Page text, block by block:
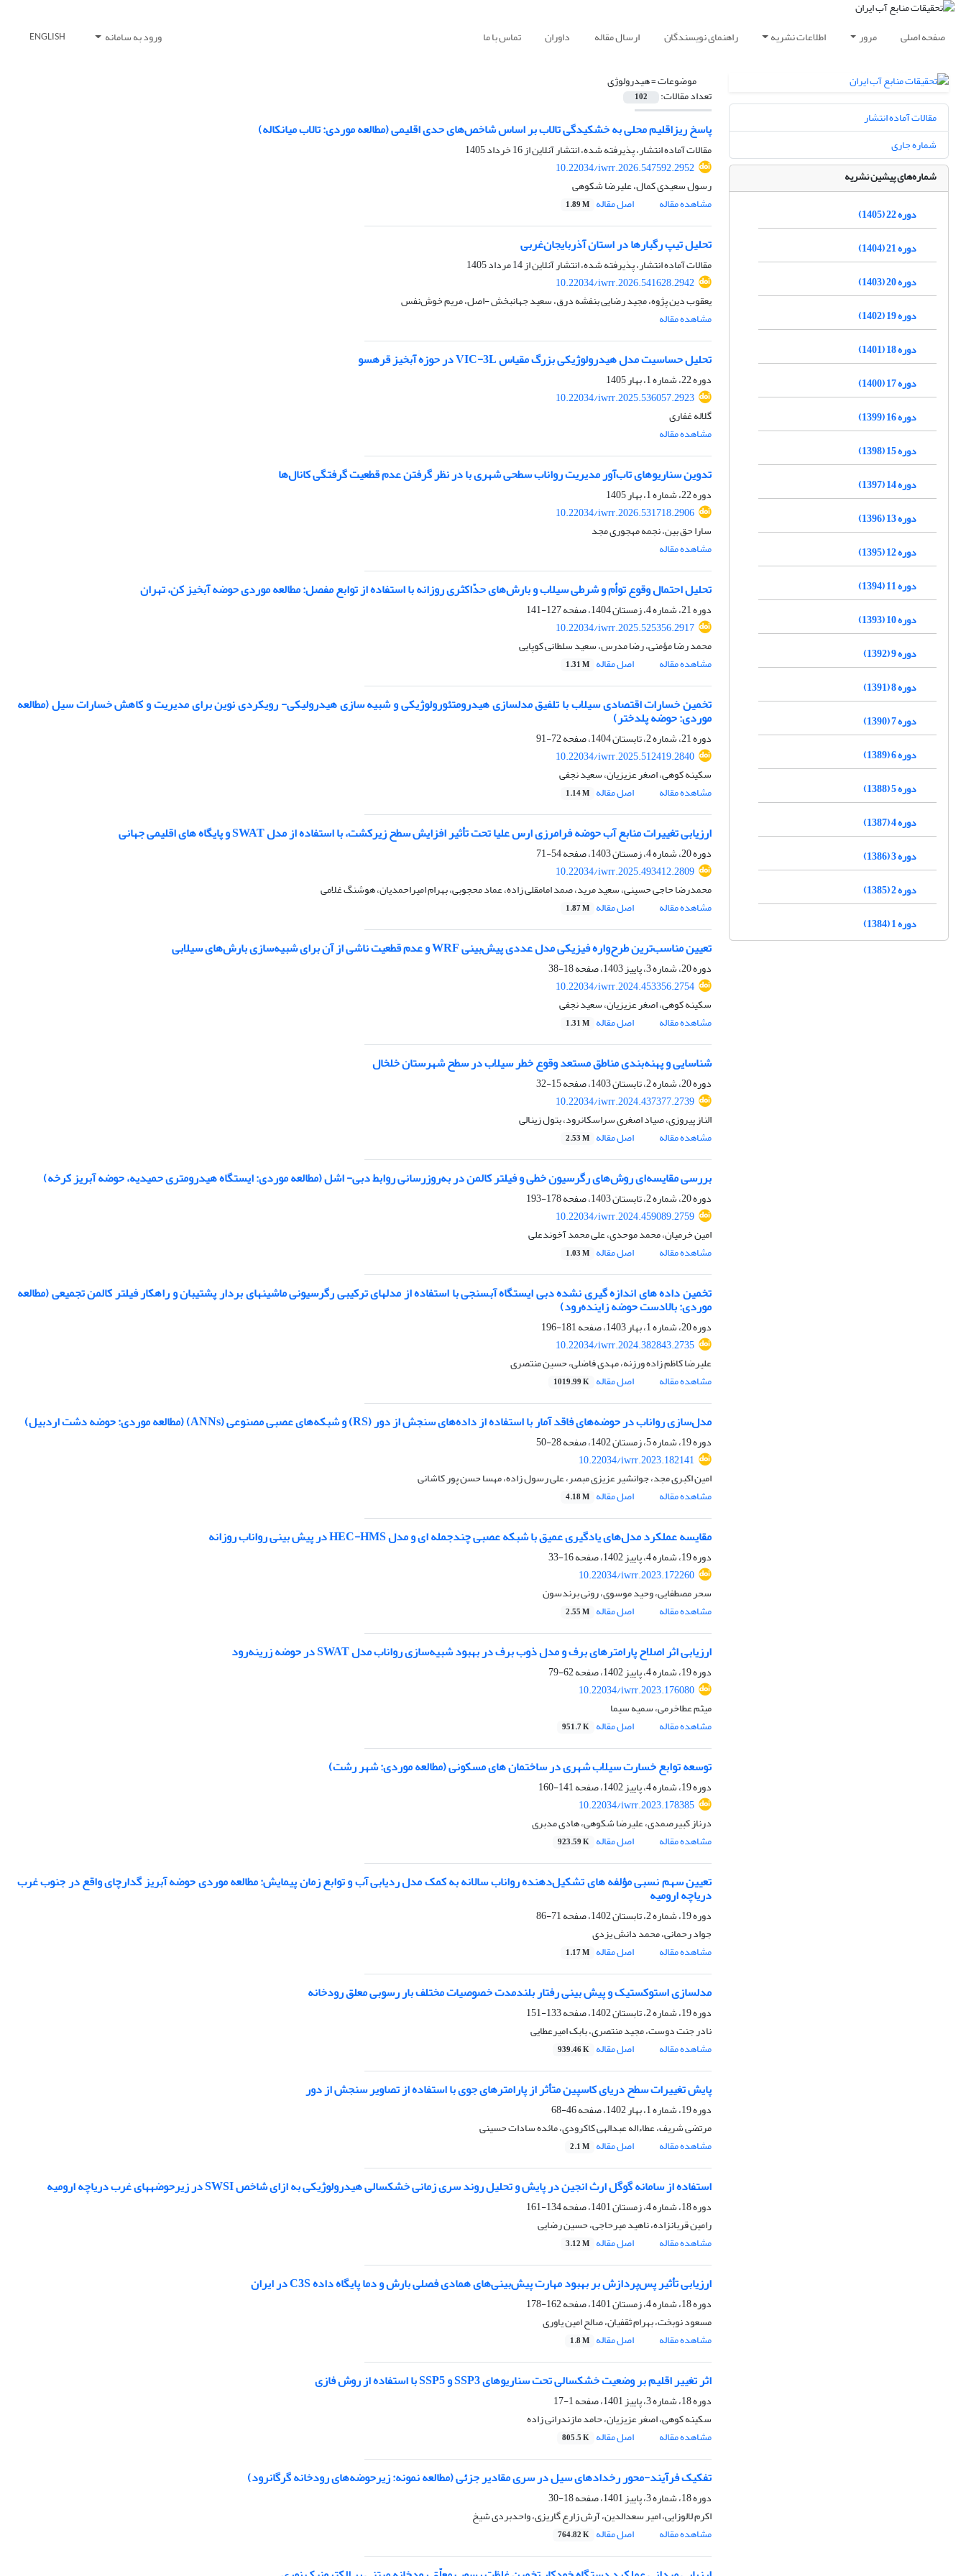
صفحه اصلی مرور اطلاعات نشریه راهنمای نویسندگان ارسال مقاله داوران تماس با ما ورود به سامانه ENGLISH
موضوعات =هیدرولوژی
تعداد مقالات: 102
پاسخ ریزاقلیم محلی به خشکیدگی تالاب بر اساس شاخص‌های حدی اقلیمی (مطالعه موردی: تالاب میانکاله)
مقالات آماده انتشار، پذیرفته شده، انتشار آنلاین از16 خرداد 1405
10.22034/iwrr.2026.547592.2952
رسول سعیدی کمال، علیرضا شکوهی
مشاهده مقاله
اصل مقاله 1.89 M
تحلیل تیپ رگبارها در استان آذربایجان‌غربی
مقالات آماده انتشار، پذیرفته شده، انتشار آنلاین از14 مرداد 1405
10.22034/iwrr.2026.541628.2942
یعقوب دین پژوه، مجید رضایی بنفشه درق، سعید جهانبخش -اصل، مریم خوش‌نفس
مشاهده مقاله
تحلیل حساسیت مدل هیدرولوژیکی بزرگ مقیاس VIC-3L در حوزه آبخیز قره‏سو
دوره 22، شماره 1، بهار 1405
10.22034/iwrr.2025.536057.2923
گلاله غفاری
مشاهده مقاله
تدوین سناریوهای تاب‌آور مدیریت رواناب سطحی شهری با در نظر گرفتن عدم قطعیت گرفتگی کانال‌ها
دوره 22، شماره 1، بهار 1405
10.22034/iwrr.2026.531718.2906
سارا حق بین، نجمه مهجوری مجد
مشاهده مقاله
تحلیل احتمال وقوع توأم و شرطی سیلاب و بارش‌های حدّاکثری روزانه با استفاده از توابع مفصل: مطالعه موردی حوضه‌ آبخیز کن، تهران
دوره 21، شماره 4، زمستان 1404، صفحه
127-141
10.22034/iwrr.2025.525356.2917
محمد رضا مؤمنی، رضا مدرس، سعید سلطانی کوپایی
مشاهده مقاله
اصل مقاله 1.31 M
تخمین خسارات اقتصادی سیلاب با تلفیق مدل‎سازی هیدرومتئورولوژیکی و شبیه سازی هیدرولیکی- رویکردی نوین برای مدیریت و کاهش خسارات سیل (مطالعه
موردی: حوضه پلدختر)
دوره 21، شماره 2، تابستان 1404، صفحه
72-91
10.22034/iwrr.2025.512419.2840
سکینه کوهی، اصغر عزیزیان، سعید نجفی
مشاهده مقاله
اصل مقاله 1.14 M
ارزیابی تغییرات منابع آب حوضه فرامرزی ارس علیا تحت تأثیر افزایش سطح زیرکشت، با استفاده از مدل SWAT و پایگاه های اقلیمی جهانی
دوره 20، شماره 4، زمستان 1403، صفحه
54-71
10.22034/iwrr.2025.493412.2809
محمدرضا حاجی حسینی، سعید مرید، صمد امامقلی زاده، عماد محجوبی، بهرام امیراحمدیان، هوشنگ غلامی
مشاهده مقاله
اصل مقاله 1.87 M
تعیین مناسب‌ترین طرح‌واره فیزیکی مدل عددی پیش‌بینی WRF و عدم قطعیت ناشی از آن برای شبیه‌سازی بارش‌های سیلابی
دوره 20، شماره 3، پاییز 1403، صفحه
18-38
10.22034/iwrr.2024.453356.2754
سکینه کوهی، اصغر عزیزیان، سعید نجفی
مشاهده مقاله
اصل مقاله 1.31 M
شناسایی و پهنه‌بندی مناطق مستعد وقوع خطر سیلاب در سطح شهرستان خلخال
دوره 20، شماره 2، تابستان 1403، صفحه
15-32
10.22034/iwrr.2024.437377.2739
الناز پیروزی، صیاد اصغری سراسکانرود، بتول زینالی
مشاهده مقاله
اصل مقاله 2.53 M
بررسی مقایسه‌ای روش‌های رگرسیون خطی و فیلتر کالمن در به‌روزرسانی روابط دبی- اشل (مطالعه موردی: ایستگاه هیدرومتری حمیدیه، حوضه آبریز کرخه)
دوره 20، شماره 2، تابستان 1403، صفحه
178-193
10.22034/iwrr.2024.459089.2759
امین خرمیان، محمد موحدی، علی محمد آخوندعلی
مشاهده مقاله
اصل مقاله 1.03 M
تخمین داده های اندازه گیری نشده دبی ایستگاه آب‎سنجی با استفاده از مدل‎های ترکیبی رگرسیونی ماشین‎های بردار پشتیبان و راهکار فیلتر کالمن تجمیعی (مطالعه
موردی: بالادست حوضه زاینده‌رود)
دوره 20، شماره 1، بهار 1403، صفحه
181-196
10.22034/iwrr.2024.382843.2735
علیرضا کاظم زاده ورزنه، مهدی فاضلی، حسین منتصری
مشاهده مقاله
اصل مقاله 1019.99 K
مدل‌سازی رواناب در حوضه‌های فاقد آمار با استفاده از داده‌های سنجش از دور (RS) و شبکه‌های عصبی مصنوعی (ANNs) (مطالعه موردی: حوضه دشت اردبیل)
دوره 19، شماره 5، زمستان 1402، صفحه
28-50
10.22034/iwrr.2023.182141
امین اکبری مجد، جوانشیر عزیزی مبصر، علی رسول زاده، مهسا حسن پور کاشانی
مشاهده مقاله
اصل مقاله 4.18 M
مقایسه عملکرد مدل‌های یادگیری عمیق با شبکه عصبی چند‌جمله ای و مدل HEC-HMS در پیش‎ بینی رواناب روزانه
دوره 19، شماره 4، پاییز 1402، صفحه
16-33
10.22034/iwrr.2023.172260
سحر مصطفایی، وحید موسوی، رونی برندسون
مشاهده مقاله
اصل مقاله 2.55 M
ارزیابی اثر اصلاح پارامترهای برف و مدل ذوب برف در بهبود شبیه‌سازی رواناب مدل SWAT در حوضه زرینه‌رود
دوره 19، شماره 4، پاییز 1402، صفحه
62-79
10.22034/iwrr.2023.176080
میثم عطاخرمی، سمیه سیما
مشاهده مقاله
اصل مقاله 951.7 K
توسعه توابع خسارت‌ سیلاب شهری در ساختمان های مسکونی (مطالعه موردی: شهر رشت)
دوره 19، شماره 4، پاییز 1402، صفحه
141-160
10.22034/iwrr.2023.178385
درناز کبیرصمدی، علیرضا شکوهی، هادی مدبری
مشاهده مقاله
اصل مقاله 923.59 K
تعیین سهم نسبی مؤلفه های تشکیل‌دهنده رواناب سالانه به کمک مدل ردیابی آب و توابع زمان پیمایش: مطالعه موردی حوضه آبریز گدارچای واقع در جنوب غرب
دریاچه ارومیه
دوره 19، شماره 2، تابستان 1402، صفحه
71-86
جواد رحمانی، محمد دانش یزدی
مشاهده مقاله
اصل مقاله 1.17 M
مدل‎سازی استوکستیک و پیش‏ بینی رفتار بلندمدت خصوصیات مختلف بار رسوبی معلق رودخانه
دوره 19، شماره 2، تابستان 1402، صفحه
133-151
نادر جنت دوست، مجید منتصری، بابک امیرعطایی
مشاهده مقاله
اصل مقاله 939.46 K
پایش تغییرات سطح دریای کاسپین متأثر از پارامترهای جوی با استفاده از تصاویر سنجش از دور
دوره 19، شماره 1، بهار 1402، صفحه
46-68
مرتضی شریف، عطاءاله عبدالهی کاکرودی، مائده سادات حسینی
مشاهده مقاله
اصل مقاله 2.1 M
استفاده از سامانه گوگل ارث انجین در پایش و تحلیل روند سری زمانی خشکسالی هیدرولوژیکی به ازای شاخص SWSI در زیرحوضه‎های غرب دریاچه ارومیه
دوره 18، شماره 4، زمستان 1401، صفحه
134-161
رامین قربانزاده، ناهید میرحاجی، حسین رضایی
مشاهده مقاله
اصل مقاله 3.12 M
ارزیابی تأثیر پس‌پردازش بر بهبود مهارت پیش‌بینی‌های همادی فصلی بارش و دما پایگاه داده C3S در ایران
دوره 18، شماره 4، زمستان 1401، صفحه
162-178
مسعود نوبخت، بهرام ثقفیان، صالح امین یاوری
مشاهده مقاله
اصل مقاله 1.8 M
اثر تغییر اقلیم بر وضعیت خشکسالی تحت سناریوهای SSP3 و SSP5 با استفاده از روش فازی
دوره 18، شماره 3، پاییز 1401، صفحه
1-17
سکینه کوهی، اصغر عزیزیان، حامد مازندرانی زاده
مشاهده مقاله
اصل مقاله 805.5 K
تفکیک فرآیند-محور رخدادهای سیل در سری مقادیر جزئی (مطالعه نمونه: زیرحوضه‌های رودخانه گرگانرود)
دوره 18، شماره 3، پاییز 1401، صفحه
18-30
اکرم لالوزایی، امیر سعدالدین، آرش زارع گاریزی، واحدبردی شیخ
مشاهده مقاله
اصل مقاله 764.82 K
مقالات آماده انتشار
شماره جاری
شماره‌های پیشین نشریه
دوره 22 (1405)
دوره 21 (1404)
دوره 20 (1403)
دوره 19 (1402)
دوره 18 (1401)
دوره 17 (1400)
دوره 16 (1399)
دوره 15 (1398)
دوره 14 (1397)
دوره 13 (1396)
دوره 12 (1395)
دوره 11 (1394)
دوره 10 (1393)
دوره 9 (1392)
دوره 8 (1391)
دوره 7 (1390)
دوره 6 (1389)
دوره 5 (1388)
دوره 4 (1387)
دوره 3 (1386)
دوره 2 (1385)
دوره 1 (1384)